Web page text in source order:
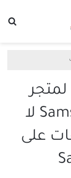
Samsung Galaxy Store لا
على